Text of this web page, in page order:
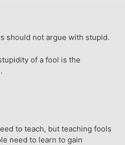
should not argue with stupid.
of a fool is the
to teach, but teaching fools
need to learn to gain